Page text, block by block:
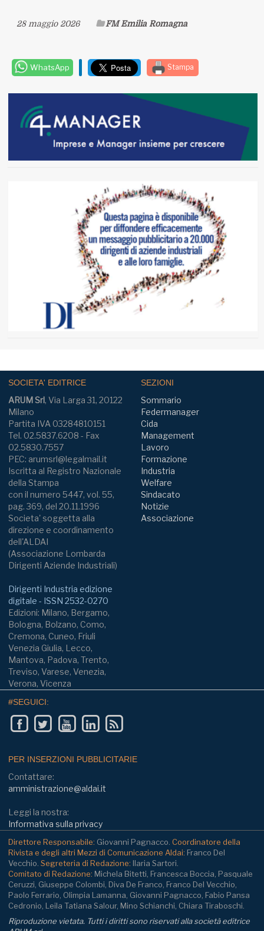
28 maggio 2026 FM Emilia Romagna
WhatsApp Stampa
SOCIETA' EDITRICE
ARUM Srl, Via Larga 31, 20122
Milano
Partita IVA 03284810151
Tel. 02.5837.6208 - Fax
02.5830.7557
PEC: arumsrl@legalmail.it
Iscritta al Registro Nazionale
della Stampa
con il numero 5447, vol. 55,
pag. 369, del 20.11.1996
Societa' soggetta alla
direzione e coordinamento
dell'ALDAI
(Associazione Lombarda
Dirigenti Aziende Industriali)
Dirigenti Industria edizione
digitale - ISSN 2532-0270
Edizioni: Milano, Bergamo,
Bologna, Bolzano, Como,
Cremona, Cuneo, Friuli
Venezia Giulia, Lecco,
Mantova, Padova, Trento,
Treviso, Varese, Venezia,
Verona, Vicenza
SEZIONI
Sommario
Federmanager
Cida
Management
Lavoro
Formazione
Industria
Welfare
Sindacato
Notizie
Associazione
#SEGUICI:
PER INSERZIONI PUBBLICITARIE
Contattare:
amministrazione@aldai.it
Leggi la nostra:
Informativa sulla privacy
Direttore Responsabile: Giovanni Pagnacco. Coordinatore della
Rivista e degli altri Mezzi di Comunicazione Aldai: Franco Del
Vecchio. Segreteria di Redazione: Ilaria Sartori.
Comitato di Redazione: Michela Bitetti, Francesca Boccia, Pasquale
Ceruzzi, Giuseppe Colombi, Diva De Franco, Franco Del Vecchio,
Paolo Ferrario, Olimpia Lamanna, Giovanni Pagnacco, Fabio Pansa
Cedronio, Leila Tatiana Salour, Mino Schianchi, Chiara Tiraboschi.
Riproduzione vietata. Tutti i diritti sono riservati alla società editrice